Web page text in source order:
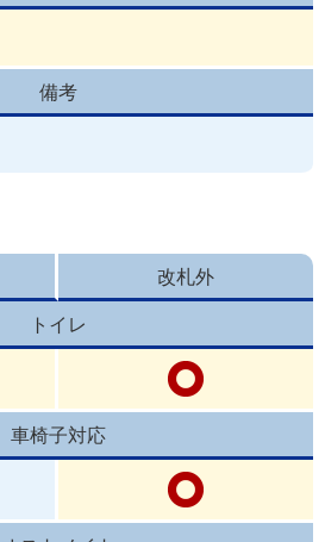
備考
改札外
トイレ
車椅子対応